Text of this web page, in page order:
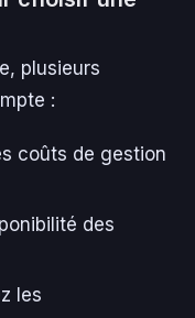
plusieurs
:
coûts de gestion
des
les